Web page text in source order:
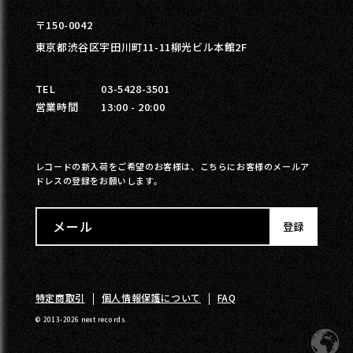
〒150-0042
東京都渋谷区宇田川町11-11柳光ビル本館2F
TEL
03-5428-3501
営業時間
13:00 - 20:00
レコードの新入荷をご希望のお客様は、こちらにお客様のメールア
ドレスの登録をお願いします。
メール 登録
特定商取引 個人情報保護について FAQ
© 2013-2026 next records.